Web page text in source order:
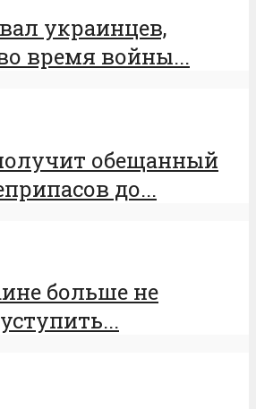
украинцев,
время войны...
обещанный
до...
больше не